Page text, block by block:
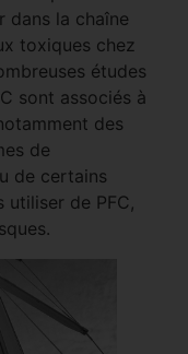
dans la chaîne
toxiques chez
études
sont associés à
des
de
de certains
utiliser de PFC,